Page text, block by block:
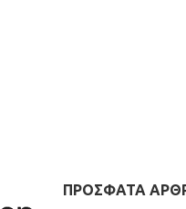
αντοχής
ΠΡΌΣΦΑΤΑ